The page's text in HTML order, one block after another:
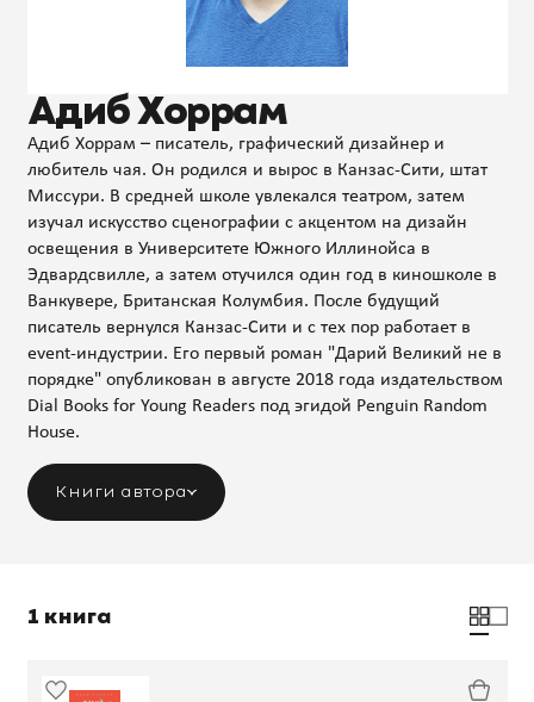
Адиб Хоррам
Адиб Хоррам – писатель, графический дизайнер и
любитель чая. Он родился и вырос в Канзас-Сити, штат
Миссури. В средней школе увлекался театром, затем
изучал искусство сценографии с акцентом на дизайн
освещения в Университете Южного Иллинойса в
Эдвардсвилле, а затем отучился один год в киношколе в
Ванкувере, Британская Колумбия. После будущий
писатель вернулся Канзас-Сити и с тех пор работает в
event-индустрии. Его первый роман "Дарий Великий не в
порядке" опубликован в августе 2018 года издательством
Dial Books for Young Readers под эгидой Penguin Random
House.
Книги автора
1 книга